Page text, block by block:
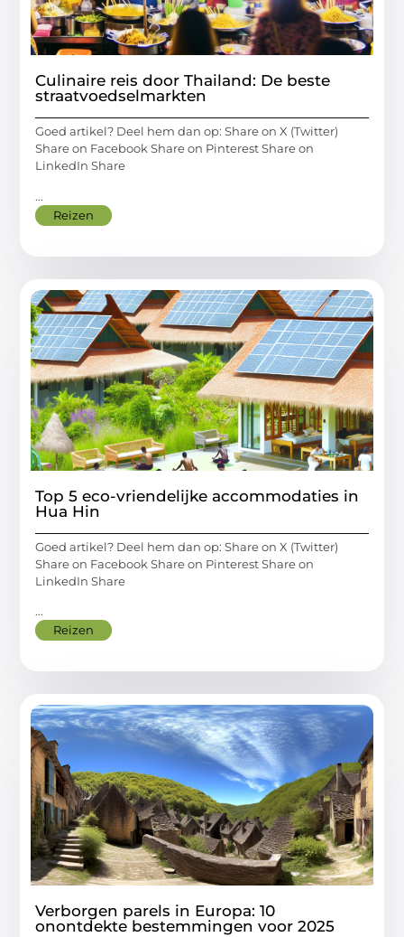
Culinaire reis door Thailand: De beste
straatvoedselmarkten
Goed artikel? Deel hem dan op: Share on X (Twitter)
Share on Facebook Share on Pinterest Share on
LinkedIn Share
...
Reizen
Top 5 eco-vriendelijke accommodaties in
Hua Hin
Goed artikel? Deel hem dan op: Share on X (Twitter)
Share on Facebook Share on Pinterest Share on
LinkedIn Share
...
Reizen
Verborgen parels in Europa: 10
onontdekte bestemmingen voor 2025